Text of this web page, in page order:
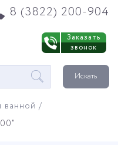
8 (3822) 200-904
Заказать
звонок
Искать
ванной